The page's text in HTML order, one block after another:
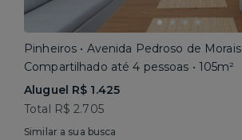
Pinheiros • Avenida Pedroso de Morais
Compartilhado até 4 pessoas • 105m²
Aluguel R$ 1.425
Total R$ 2.705
Similar a sua busca